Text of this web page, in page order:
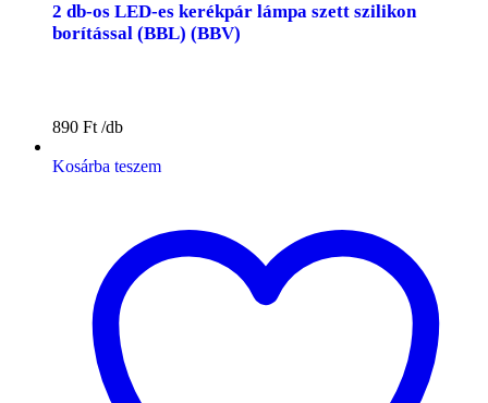
2 db-os LED-es kerékpár lámpa szett szilikon
borítással (BBL) (BBV)
890 Ft
Kosárba teszem